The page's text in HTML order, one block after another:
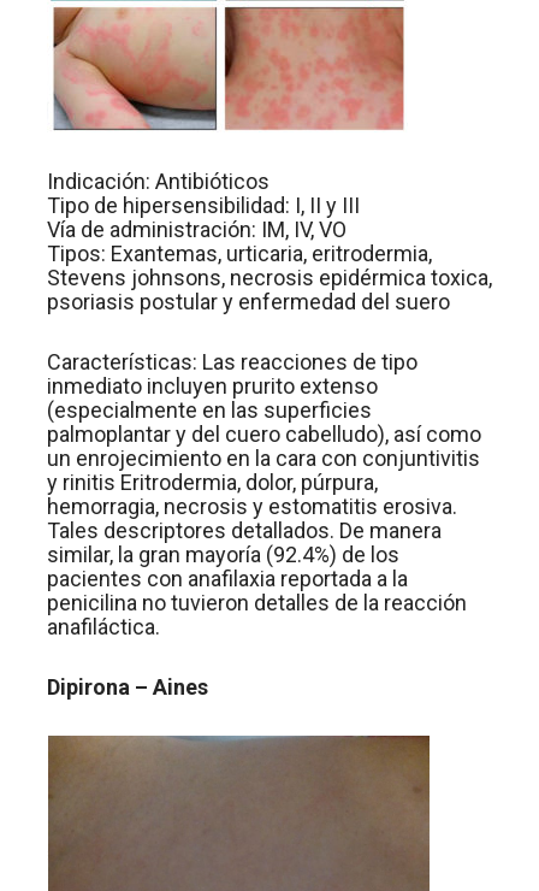
Indicación: Antibióticos
Tipo de hipersensibilidad: I, II y III
Vía de administración: IM, IV, VO
Tipos: Exantemas, urticaria, eritrodermia,
Stevens johnsons, necrosis epidérmica toxica,
psoriasis postular y enfermedad del suero
Características: Las reacciones de tipo
inmediato incluyen prurito extenso
(especialmente en las superficies
palmoplantar y del cuero cabelludo), así como
un enrojecimiento en la cara con conjuntivitis
y rinitis Eritrodermia, dolor, púrpura,
hemorragia, necrosis y estomatitis erosiva.
Tales descriptores detallados. De manera
similar, la gran mayoría (92.4%) de los
pacientes con anafilaxia reportada a la
penicilina no tuvieron detalles de la reacción
anafiláctica.
Dipirona – Aines